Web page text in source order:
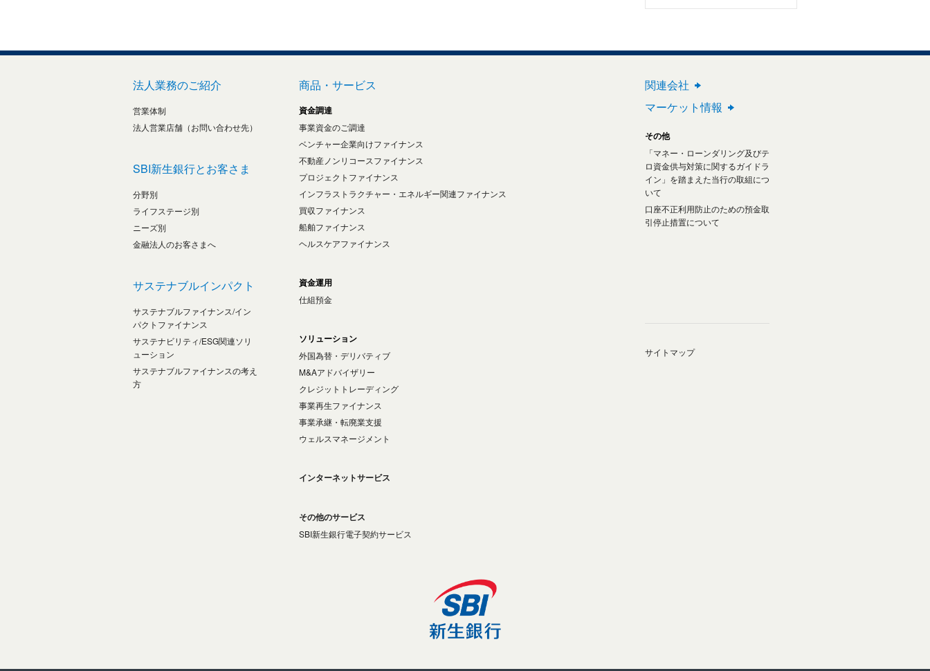
法人業務のご紹介
営業体制
法人営業店舗（お問い合わせ先）
SBI新生銀行とお客さま
分野別
ライフステージ別
ニーズ別
金融法人のお客さまへ
サステナブルインパクト
サステナブルファイナンス/イン
パクトファイナンス
サステナビリティ/ESG関連ソリ
ューション
サステナブルファイナンスの考え
方
商品・サービス
資金調達
事業資金のご調達
ベンチャー企業向けファイナンス
不動産ノンリコースファイナンス
プロジェクトファイナンス
インフラストラクチャー・エネルギー関連ファイナンス
買収ファイナンス
船舶ファイナンス
ヘルスケアファイナンス
資金運用
仕組預金
ソリューション
外国為替・デリバティブ
M&Aアドバイザリー
クレジットトレーディング
事業再生ファイナンス
事業承継・転廃業支援
ウェルスマネージメント
インターネットサービス
その他のサービス
SBI新生銀行電子契約サービス
関連会社
マーケット情報
その他
「マネー・ローンダリング及びテ
ロ資金供与対策に関するガイドラ
イン」を踏まえた当行の取組につ
いて
口座不正利用防止のための預金取
引停止措置について
サイトマップ